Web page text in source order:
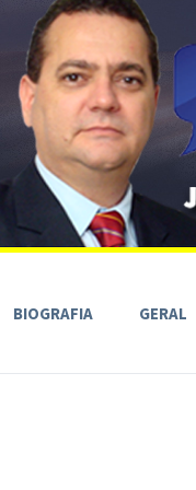
BIOGRAFIA GERAL